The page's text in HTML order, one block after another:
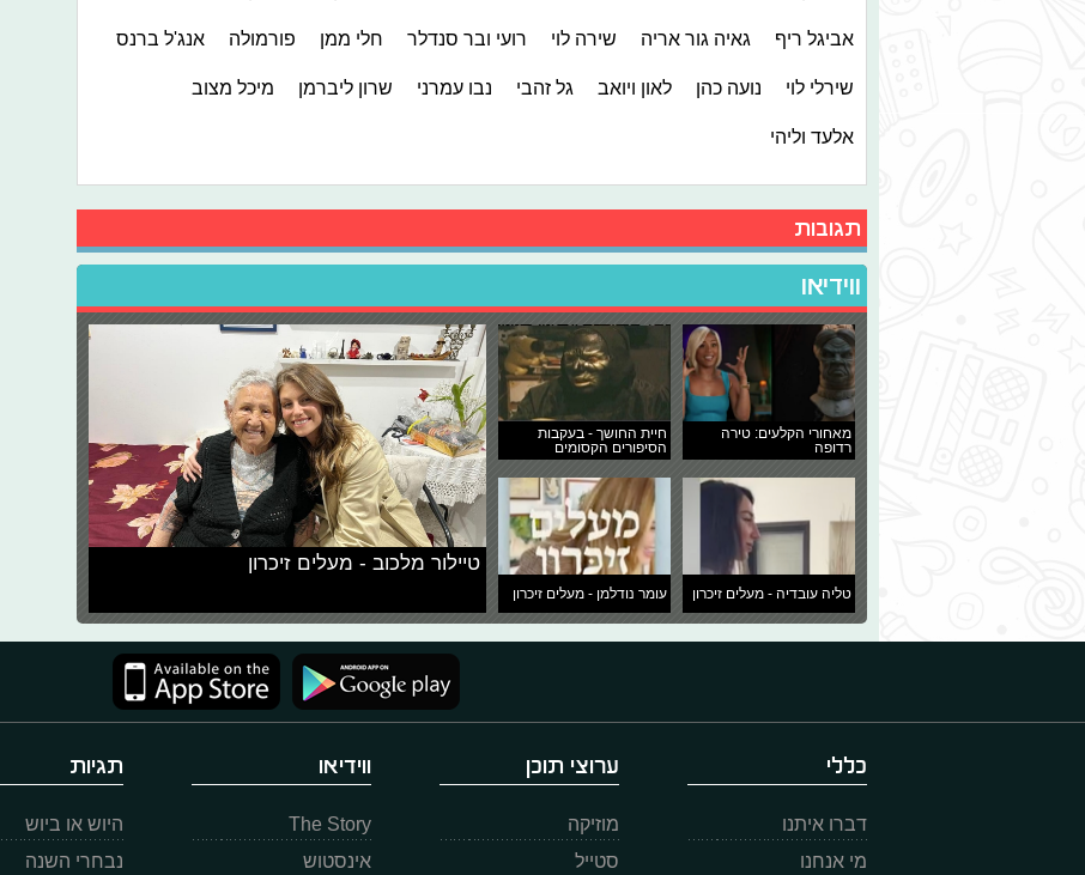
אביגל ריף גאיה גור אריה שירה לוי רועי ובר סנדלר חלי ממן פורמולה אנג'ל ברנס
שירלי לוי נועה כהן לאון ויואב גל זהבי נבו עמרני שרון ליברמן מיכל מצוב
אלעד וליהי
תגובות
ווידיאו
מאחורי הקלעים: טירה
רדופה
חיית החושך - בעקבות
הסיפורים הקסומים
טליה עובדיה - מעלים זיכרון עומר נודלמן - מעלים זיכרון
טיילור מלכוב - מעלים זיכרון
כללי
דברו איתנו
מי אנחנו
ערוצי תוכן
מוזיקה
סטייל
ווידיאו
The Story
אינסטוש
תגיות
היוש או ביוש
נבחרי השנה